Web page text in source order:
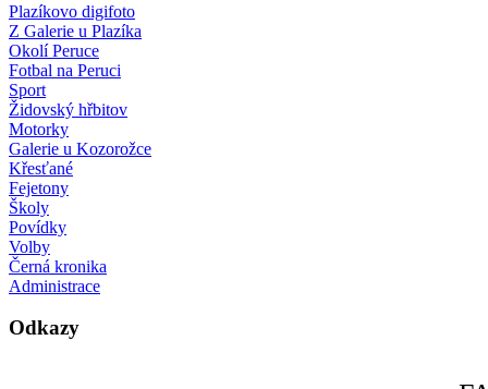
Plazíkovo digifoto
Z Galerie u Plazíka
Okolí Peruce
Fotbal na Peruci
Sport
Židovský hřbitov
Motorky
Galerie u Kozorožce
Křesťané
Fejetony
Školy
Povídky
Volby
Černá kronika
Administrace
Odkazy